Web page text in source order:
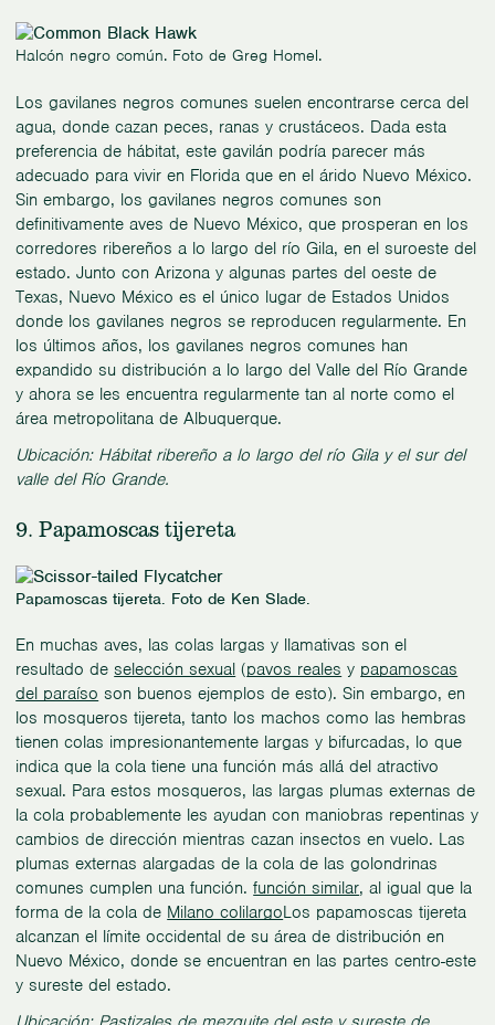
Halcón negro común. Foto de Greg Homel.
Los gavilanes negros comunes suelen encontrarse cerca del
agua, donde cazan peces, ranas y crustáceos. Dada esta
preferencia de hábitat, este gavilán podría parecer más
adecuado para vivir en Florida que en el árido Nuevo México.
Sin embargo, los gavilanes negros comunes son
definitivamente aves de Nuevo México, que prosperan en los
corredores ribereños a lo largo del río Gila, en el suroeste del
estado. Junto con Arizona y algunas partes del oeste de
Texas, Nuevo México es el único lugar de Estados Unidos
donde los gavilanes negros se reproducen regularmente. En
los últimos años, los gavilanes negros comunes han
expandido su distribución a lo largo del Valle del Río Grande
y ahora se les encuentra regularmente tan al norte como el
área metropolitana de Albuquerque.
Ubicación: Hábitat ribereño a lo largo del río Gila y el sur del
valle del Río Grande.
9. Papamoscas tijereta
Papamoscas tijereta. Foto de Ken Slade.
En muchas aves, las colas largas y llamativas son el
resultado deselección sexual (pavos reales y papamoscas
del paraíso son buenos ejemplos de esto). Sin embargo, en
los mosqueros tijereta, tanto los machos como las hembras
tienen colas impresionantemente largas y bifurcadas, lo que
indica que la cola tiene una función más allá del atractivo
sexual. Para estos mosqueros, las largas plumas externas de
la cola probablemente les ayudan con maniobras repentinas y
cambios de dirección mientras cazan insectos en vuelo. Las
plumas externas alargadas de la cola de las golondrinas
comunes cumplen una función.función similar, al igual que la
forma de la cola de Milano colilargoLos papamoscas tijereta
alcanzan el límite occidental de su área de distribución en
Nuevo México, donde se encuentran en las partes centro-este
y sureste del estado.